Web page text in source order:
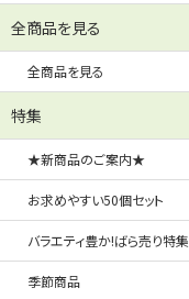
全商品を見る
全商品を見る
特集
★新商品のご案内★
お求めやすい50個セット
バラエティ豊か!ばら売り特集
季節商品